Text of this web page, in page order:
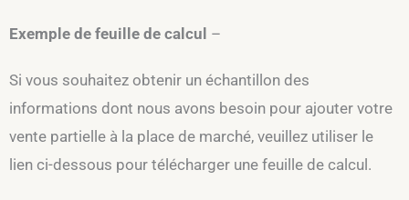
Exemple de feuille de calcul –
Si vous souhaitez obtenir un échantillon des
informations dont nous avons besoin pour ajouter votre
vente partielle à la place de marché, veuillez utiliser le
lien ci-dessous pour télécharger une feuille de calcul.